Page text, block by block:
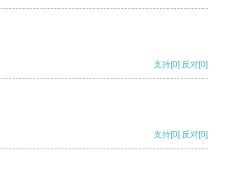
支持[0] 反对[0]
支持[0] 反对[0]